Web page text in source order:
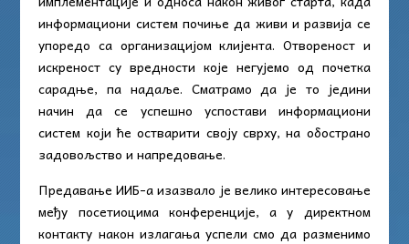
информациони систем почиње да живи и развија се
упоредо са организацијом клијента. Отвореност и
искреност су вредности које негујемо од почетка
сарадње, па надаље. Сматрамо да је то једини
начин да се успешно успостави информациони
систем који ће остварити своју сврху, на обострано
задовољство и напредовање.
Предавање ИИБ-а изазвало је велико интересовање
међу посетиоцима конференције, а у директном
контакту након излагања успели смо да разменимо